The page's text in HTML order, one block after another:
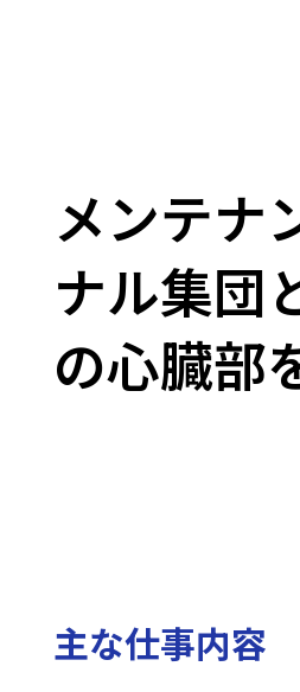
メンテナ
ナル集団
の心臓部
主な仕事内容